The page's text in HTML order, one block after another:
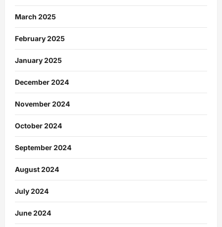
March 2025
February 2025
January 2025
December 2024
November 2024
October 2024
September 2024
August 2024
July 2024
June 2024